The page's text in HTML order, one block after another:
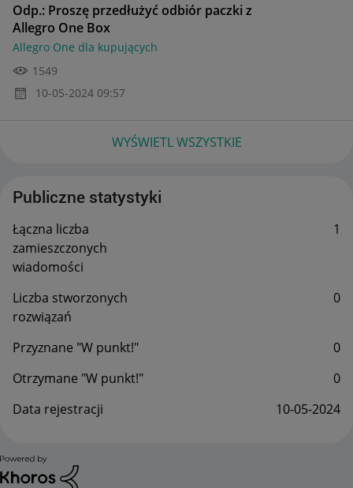
Odp.: Proszę przedłużyć odbiór paczki z
Allegro One Box
Allegro One dla kupujących
1549
‎10-05-2024 09:57
WYŚWIETL WSZYSTKIE
Publiczne statystyki
Łączna liczba
zamieszczonych
wiadomości
1
Liczba stworzonych
rozwiązań
0
Przyznane "W punkt!"
0
Otrzymane "W punkt!"
0
Data rejestracji
‎10-05-2024